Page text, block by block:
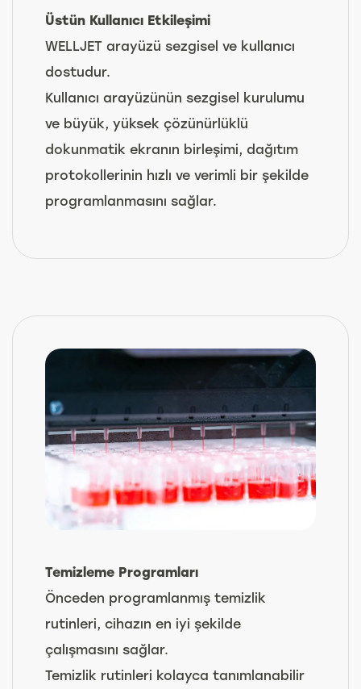
Üstün Kullanıcı Etkileşimi
WELLJET arayüzü sezgisel ve kullanıcı
dostudur.
Kullanıcı arayüzünün sezgisel kurulumu
ve büyük, yüksek çözünürlüklü
dokunmatik ekranın birleşimi, dağıtım
protokollerinin hızlı ve verimli bir şekilde
programlanmasını sağlar.
Temizleme Programları
Önceden programlanmış temizlik
rutinleri, cihazın en iyi şekilde
çalışmasını sağlar.
Temizlik rutinleri kolayca tanımlanabilir